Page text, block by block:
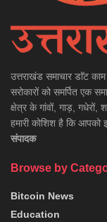
उत्तराखंड समाचार डाॅट
सरोकारों को समर्पित एक
क्षेत्र के गांवों, गाड़,
हमारी कोशिश है कि आपको
संपादक
Browse by
Bitcoin News
Education